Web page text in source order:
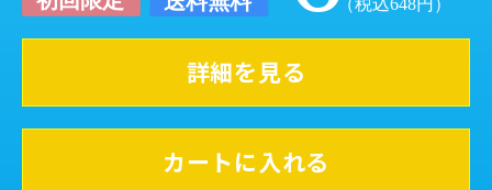
詳細を見る
カートに入れる